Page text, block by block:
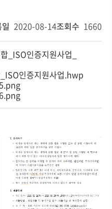
2020-08-14조회수 1660
_ISO인증지원사업_
인증지원사업.hwp